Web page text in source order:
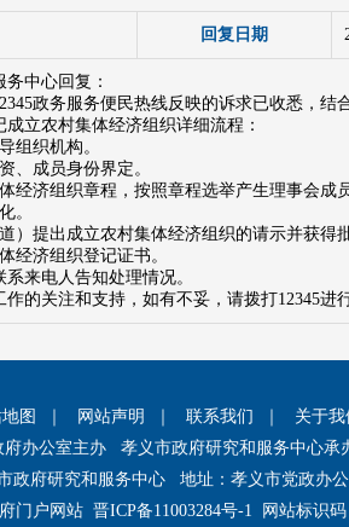
回复日期
中心回复：
政务服务便民热线反映的诉求已收悉，结
立农村集体经济组织详细流程：
组织机构。
、成员身份界定。
经济组织章程，按照章程选举产生理事会成
。
）提出成立农村集体经济组织的请示并获得
经济组织登记证书。
来电人告知处理情况。
的关注和支持，如有不妥，请拨打12345进
图 网站声明 联系我们
关于我
府办公室主办 孝义市政府研究和服务中心承
政府研究和服务中心 地址：孝义市党政办
门户网站 晋ICP备11003284号-1 网站标识码